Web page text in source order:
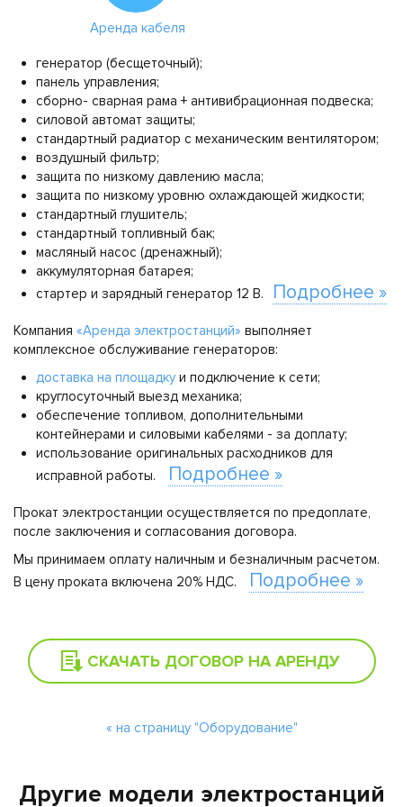
Аренда кабеля
генератор (бесщеточный);
панель управления;
сборно- сварная рама + антивибрационная подвеска;
силовой автомат защиты;
стандартный радиатор с механическим вентилятором;
воздушный фильтр;
защита по низкому давлению масла;
защита по низкому уровню охлаждающей жидкости;
стандартный глушитель;
стандартный топливный бак;
масляный насос (дренажный);
аккумуляторная батарея;
стартер и зарядный генератор 12 В.
Подробнее »
Компания «Аренда электростанций» выполняет
комплексное обслуживание генераторов:
доставка на площадку и подключение к сети;
круглосуточный выезд механика;
обеспечение топливом, дополнительными
контейнерами и силовыми кабелями - за доплату;
использование оригинальных расходников для
исправной работы.
Подробнее »
Прокат электростанции осуществляется по предоплате,
после заключения и согласования договора.
Мы принимаем оплату наличным и безналичным расчетом.
В цену проката включена 20% НДС.
Подробнее »
СКАЧАТЬ ДОГОВОР НА АРЕНДУ
« на страницу "Оборудование"
Другие модели электростанций